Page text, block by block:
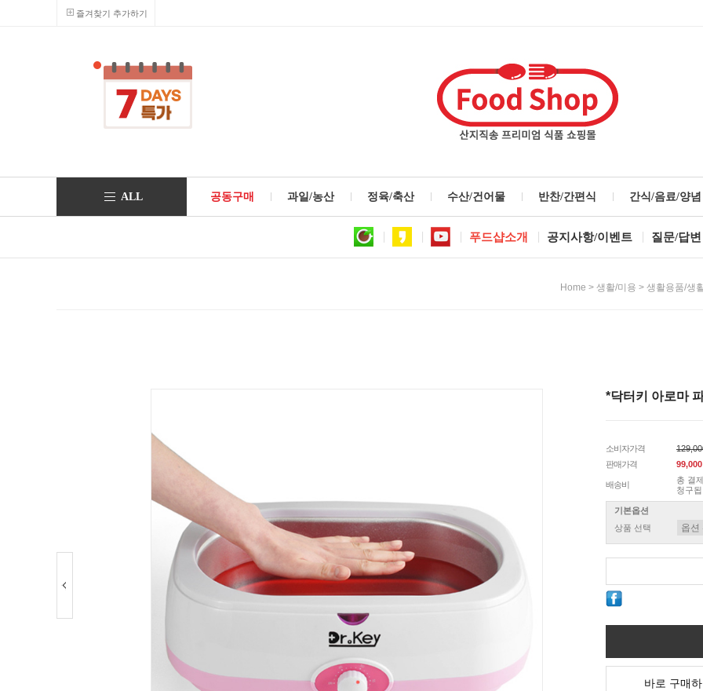
즐겨찾기 추가하기
ALL 공동구매 과일/농산 정육/축산 수산/건어물 반찬/간편식 간식/음료/양념
푸드샵소개 공지사항/이벤트 질문/답변
Home > 생활/미용 > 생활용품/생
*닥터키 아로마
소비자가격
판매가격
배송비
총 결
청구
기본옵션
상품 선택
바로 구매